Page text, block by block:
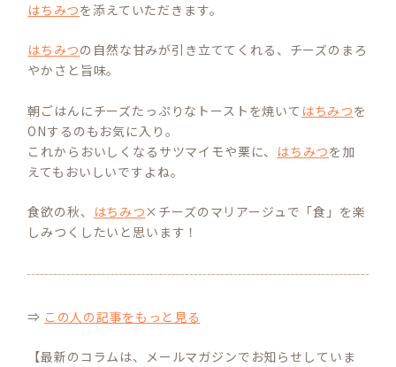
はちみつを添えていただきます。
はちみつの自然な甘みが引き立ててくれる、チーズのまろ
やかさと旨味。
朝ごはんにチーズたっぷりなトーストを焼いて はちみつを
ONするのもお気に入り。
これからおいしくなるサツマイモや栗に、 はちみつを加
えてもおいしいですよね。
食欲の秋、 はちみつ×チーズのマリアージュで「食」を楽
しみつくしたいと思います！
⇒ この人の記事をもっと見る
【最新のコラムは、メールマガジンでお知らせしていま